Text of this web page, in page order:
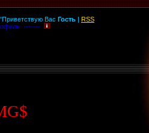
"Приветствую Вас Гость | RSS
$